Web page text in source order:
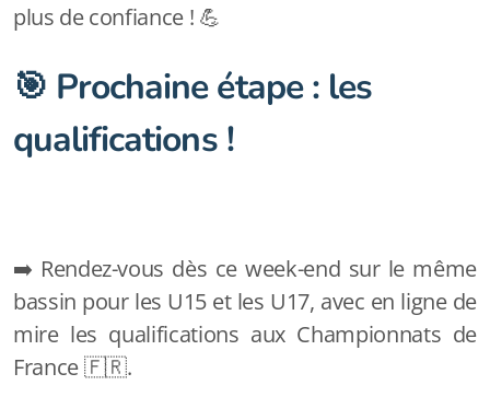
plus de confiance ! 💪
🎯 Prochaine étape : les
qualifications !
➡️ Rendez-vous dès ce week-end sur le même
bassin pour les U15 et les U17, avec en ligne de
mire les qualifications aux Championnats de
France 🇫🇷.